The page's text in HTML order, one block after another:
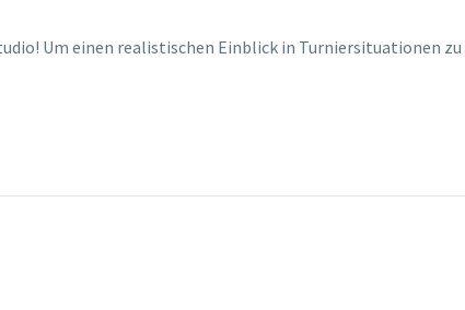
Um einen realistischen Einblick in Turniersituationen